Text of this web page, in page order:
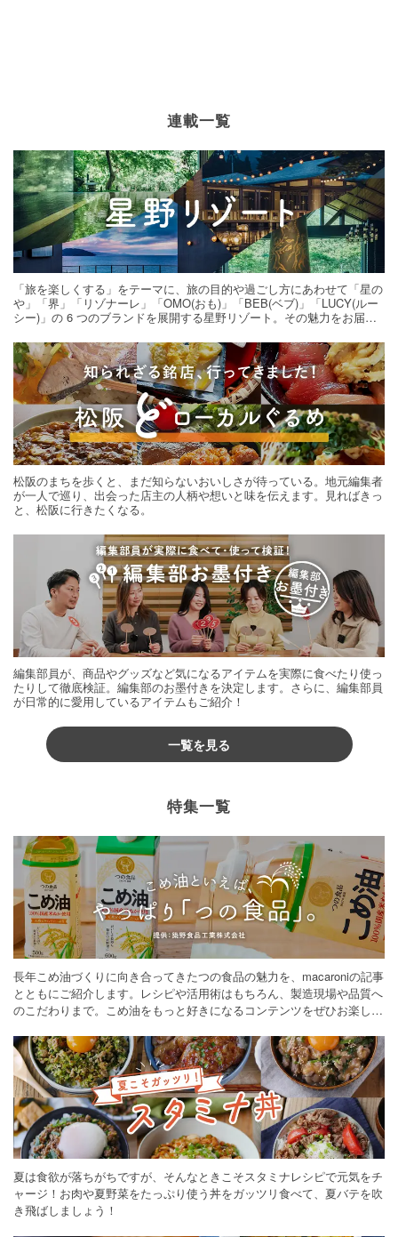
連載一覧
「旅を楽しくする」をテーマに、旅の目的や過ごし方にあわせて「星の
や」「界」「リゾナーレ」「OMO(おも)」「BEB(ベブ)」「LUCY(ルー
シー)」の 6 つのブランドを展開する星野リゾート。その魅力をお届け
松阪のまちを歩くと、まだ知らないおいしさが待っている。地元編集者
が一人で巡り、出会った店主の人柄や想いと味を伝えます。見ればきっ
と、松阪に行きたくなる。
編集部員が、商品やグッズなど気になるアイテムを実際に食べたり使っ
たりして徹底検証。編集部のお墨付きを決定します。さらに、編集部員
が日常的に愛用しているアイテムもご紹介！
一覧を見る
特集一覧
長年こめ油づくりに向き合ってきたつの食品の魅力を、macaroniの記事
とともにご紹介します。レシピや活用術はもちろん、製造現場や品質へ
のこだわりまで。こめ油をもっと好きになるコンテンツをぜひお楽しみ
夏は食欲が落ちがちですが、そんなときこそスタミナレシピで元気をチ
ャージ！お肉や夏野菜をたっぷり使う丼をガッツリ食べて、夏バテを吹
き飛ばしましょう！